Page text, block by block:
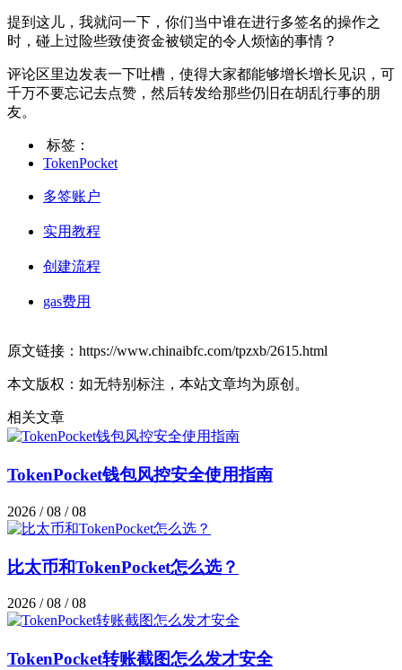
提到这儿，我就问一下，你们当中谁在进行多签名的操作之
时，碰上过险些致使资金被锁定的令人烦恼的事情？
评论区里边发表一下吐槽，使得大家都能够增长增长见识，可
千万不要忘记去点赞，然后转发给那些仍旧在胡乱行事的朋
友。
标签：
TokenPocket
多签账户
实用教程
创建流程
gas费用
原文链接：https://www.chinaibfc.com/tpzxb/2615.html
本文版权：如无特别标注，本站文章均为原创。
相关文章
TokenPocket钱包风控安全使用指南
2026 / 08 / 08
比太币和TokenPocket怎么选？
2026 / 08 / 08
TokenPocket转账截图怎么发才安全